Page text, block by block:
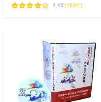
4.48 (189件)